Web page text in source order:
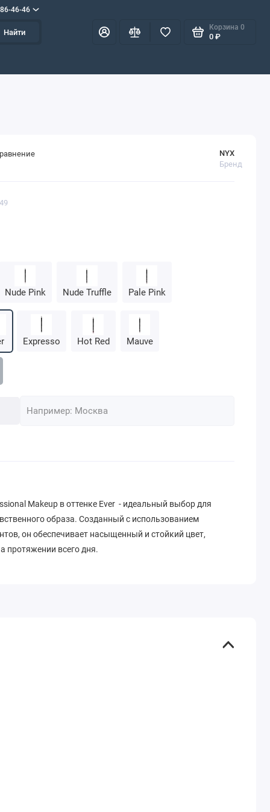
46-46
Найти
Корзина 0
0 ₽
NYX
Бренд
Nude Pink Nude Truffle Pale Pink
Expresso Hot Red Mauve
Makeup в оттенке Ever - идеальный выбор для
образа. Созданный с использованием
он обеспечивает насыщенный и стойкий цвет,
протяжении всего дня.